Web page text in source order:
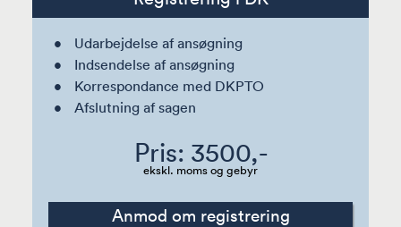
Udarbejdelse af ansøgning
Indsendelse af ansøgning
Korrespondance med DKPTO
Afslutning af sagen
Pris: 3500,-
ekskl. moms og gebyr
Anmod om registrering